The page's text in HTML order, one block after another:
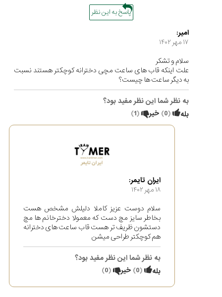
پاسخ به این نظر
امیر:
۱۷ مهر ۱۴۰۲
سلام و تشکر
علت اینکه قاب های ساعت مچی دخترانه کوچکتر هستند نسبت
به دیگر ساعت ها چیست؟
به نظر شما این نظر مفید بود؟
بله
(
0
) خیر (
1
)
ایران تایمر:
۱۸ مهر ۱۴۰۲
سلام دوست عزیز کاملا دلیلش مشخص هست
بخاطر سایز مچ دست که معمولا دخترخانم ها مچ
دستشون ظریف تر هست قاب ساعت های دخترانه
هم کوچکتر طراحی میشن
به نظر شما این نظر مفید بود؟
بله
(
0
) خیر (
0
)